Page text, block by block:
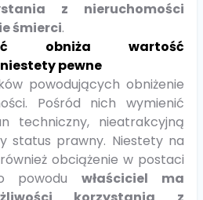
z nieruchomości
śmierci.
obniża wartość
pewne
powodujących obniżenie
Pośród nich wymienić
techniczny, nieatrakcyjną
status prawny. Niestety na
obciążenie w postaci
powoduwłaściciel ma